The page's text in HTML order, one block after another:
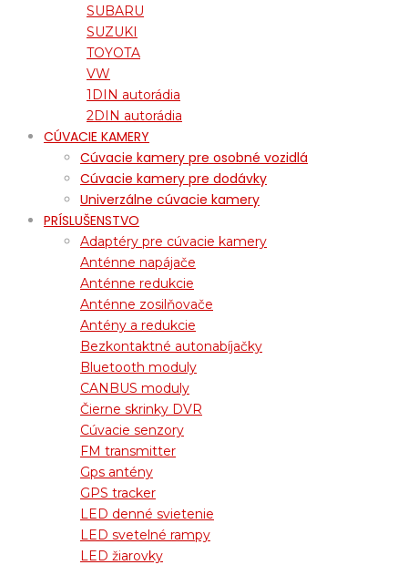
SUBARU
SUZUKI
TOYOTA
VW
1DIN autorádia
2DIN autorádia
CÚVACIE KAMERY
Cúvacie kamery pre osobné vozidlá
Cúvacie kamery pre dodávky
Univerzálne cúvacie kamery
PRÍSLUŠENSTVO
Adaptéry pre cúvacie kamery
Anténne napájače
Anténne redukcie
Anténne zosilňovače
Antény a redukcie
Bezkontaktné autonabíjačky
Bluetooth moduly
CANBUS moduly
Čierne skrinky DVR
Cúvacie senzory
FM transmitter
Gps antény
GPS tracker
LED denné svietenie
LED svetelné rampy
LED žiarovky